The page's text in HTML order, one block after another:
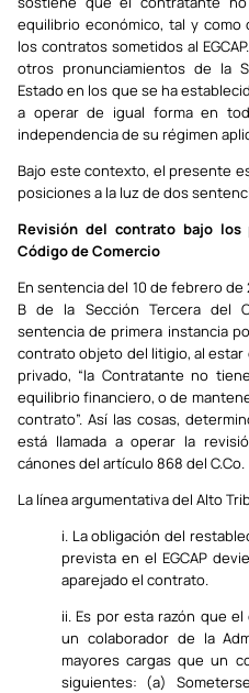
equilibrio económico, tal y
los contratos sometidos al
otros pronunciamientos de la
Estado en los que se ha
a operar de igual forma en
independencia de su régimen
Bajo este contexto, el presente
posiciones a la luz de dos
Revisión del contrato bajo
Código de Comercio
En sentencia del 10 de febrero de
B de la Sección Tercera del
sentencia de primera instancia
contrato objeto del litigio, al
privado, “la Contratante no
equilibrio financiero, o de
contrato”. Así las cosas,
está llamada a operar la
cánones del artículo 868 del C.Co.
La línea argumentativa del Alto
i. La obligación del
prevista en el EGCAP
aparejado el contrato.
ii. Es por esta razón que
un colaborador de la
mayores cargas que un
siguientes: (a)